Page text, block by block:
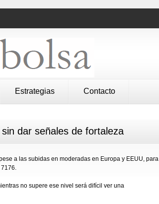
Estrategias Contacto
dar señales de fortaleza
a las subidas en moderadas en Europa y EEUU, para
no supere ese nivel será difícil ver una